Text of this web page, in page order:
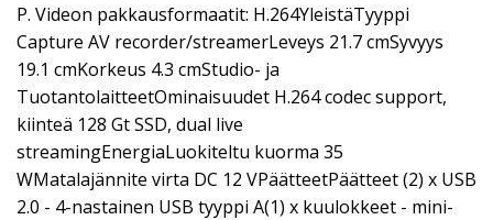
P. Videon pakkausformaatit: H.264YleistäTyyppi
Capture AV recorder/streamerLeveys 21.7 cmSyvyys
19.1 cmKorkeus 4.3 cmStudio- ja
TuotantolaitteetOminaisuudet H.264 codec support,
kiinteä 128 Gt SSD, dual live
streamingEnergiaLuokiteltu kuorma 35
WMatalajännite virta DC 12 VPäätteetPäätteet (2) x USB
2.0 - 4-nastainen USB tyyppi A(1) x kuulokkeet - mini-